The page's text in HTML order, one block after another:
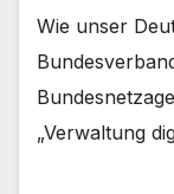
Wie unser
„Verwaltung